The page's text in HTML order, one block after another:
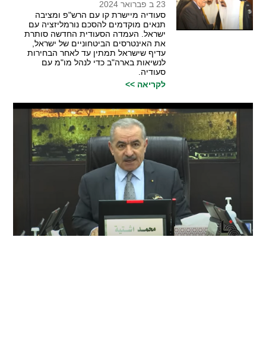
23 ב פברואר 2024
סעודיה מיישרת קו עם הרש"פ ומציבה
תנאים מוקדמים להסכם נורמליזציה עם
ישראל. העמדה הסעודית החדשה סותרת
את האינטרסים הביטחוניים של ישראל,
עדיף שישראל תמתין עד לאחר הבחירות
לנשיאות בארה"ב כדי לנהל מו"מ עם
סעודיה.
לקריאה >>